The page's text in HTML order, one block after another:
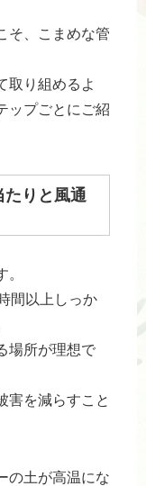
そ、こまめな管
取り組めるよ
ップごとにご紹
りと風通
間以上しっか
場所が理想で
害を減らすこと
の土が高温にな